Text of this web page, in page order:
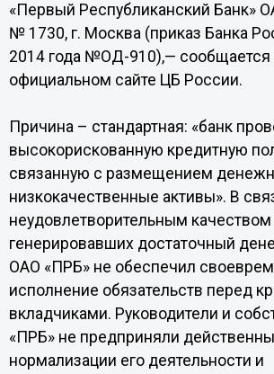
«Первый Республиканский Банк»
№ 1730, г. Москва (приказ Банка
2014 года №ОД-910),— сообщается
официальном сайте ЦБ России.
Причина – стандартная: «банк
высокорискованную кредитную
связанную с размещением
низкокачественные активы». В
неудовлетворительным качеством
генерировавших достаточный
ОАО «ПРБ» не обеспечил
исполнение обязательств перед
вкладчиками. Руководители и
«ПРБ» не предприняли
нормализации его деятельности и